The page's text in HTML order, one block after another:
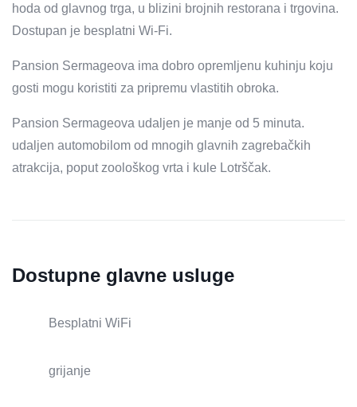
hoda od glavnog trga, u blizini brojnih restorana i trgovina.
Dostupan je besplatni Wi-Fi.
Pansion Sermageova ima dobro opremljenu kuhinju koju
gosti mogu koristiti za pripremu vlastitih obroka.
Pansion Sermageova udaljen je manje od 5 minuta.
udaljen automobilom od mnogih glavnih zagrebačkih
atrakcija, poput zoološkog vrta i kule Lotrščak.
Dostupne glavne usluge
Besplatni WiFi
grijanje